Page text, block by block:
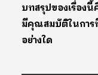
บทสรุปของเรื่อง
มีคุณสมบัติในการ
อย่างใด